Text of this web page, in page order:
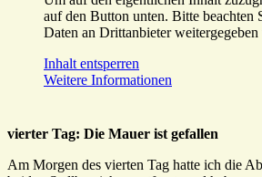
auf den Button unten. Bitte beachten
Daten an Drittanbieter weitergegeben
Inhalt entsperren
Weitere Informationen
vierter Tag: Die Mauer ist gefallen
Am Morgen des vierten Tag hatte ich die